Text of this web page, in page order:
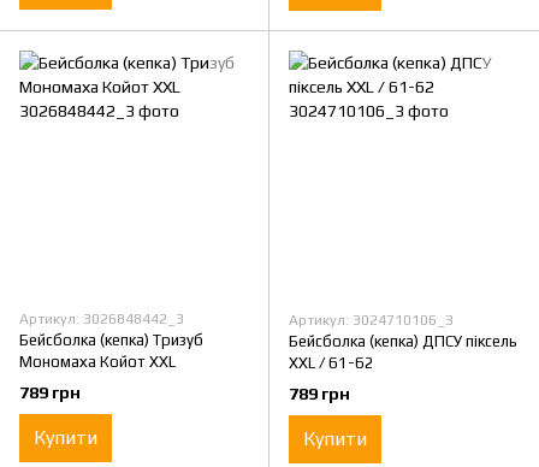
Артикул: 3026848442_3
Бейсболка (кепка) Тризуб
Мономаха Койот XXL
789 грн
Купити
Артикул: 3024710106_3
Бейсболка (кепка) ДПСУ піксель
XXL / 61-62
789 грн
Купити